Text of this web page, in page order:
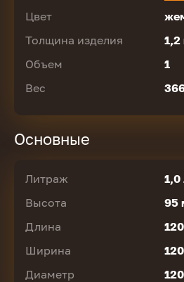
Цвет
Толщина изделия
Объем
1
Вес
Основные
Литраж
1,0
Высота
95
Длина
Ширина
Диаметр